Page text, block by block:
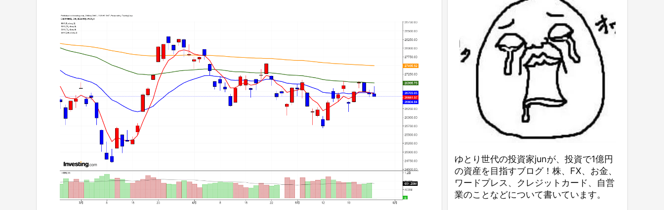
ゆとり世代の投資家junが、投資で1億円
の資産を目指すブログ！株、FX、お金、
ワードプレス、クレジットカード、自営
業のことなどについて書いています。